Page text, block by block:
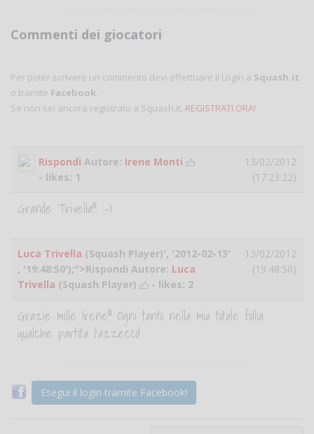
Commenti dei giocatori
Per poter scrivere un commento devi effettuare il Login a Squash.it
o tramite Facebook.
Se non sei ancora registrato a Squash.it, REGISTRATI ORA!
Rispondi Autore: Irene Monti
- likes: 1
13/02/2012
(17:23:22)
Grande Trivella!!! :-)
Luca Trivella (Squash Player)', '2012-02-13'
, '19:48:50');">Rispondi Autore: Luca
Trivella (Squash Player) - likes: 2
13/02/2012
(19:48:50)
Grazie mille Irene!!! Ogni tanto nella mia totale follia
qualche partita l'azzecco!
Esegui il login tramite Facebook!